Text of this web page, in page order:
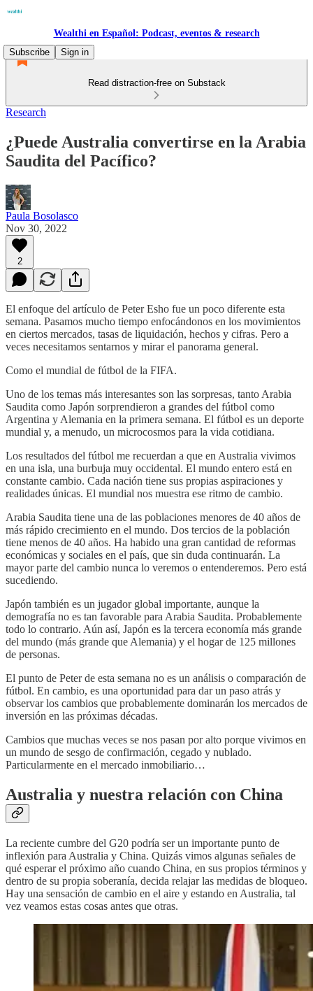
Wealthi en Español: Podcast, eventos & research
Subscribe
Sign in
Read distraction-free on Substack
Research
¿Puede Australia convertirse en la Arabia
Saudita del Pacífico?
Paula Bosolasco
Nov 30, 2022
2
El enfoque del artículo de Peter Esho fue un poco diferente esta
semana. Pasamos mucho tiempo enfocándonos en los movimientos
en ciertos mercados, tasas de liquidación, hechos y cifras. Pero a
veces necesitamos sentarnos y mirar el panorama general.
Como el mundial de fútbol de la FIFA.
Uno de los temas más interesantes son las sorpresas, tanto Arabia
Saudita como Japón sorprendieron a grandes del fútbol como
Argentina y Alemania en la primera semana. El fútbol es un deporte
mundial y, a menudo, un microcosmos para la vida cotidiana.
Los resultados del fútbol me recuerdan a que en Australia vivimos
en una isla, una burbuja muy occidental. El mundo entero está en
constante cambio. Cada nación tiene sus propias aspiraciones y
realidades únicas. El mundial nos muestra ese ritmo de cambio.
Arabia Saudita tiene una de las poblaciones menores de 40 años de
más rápido crecimiento en el mundo. Dos tercios de la población
tiene menos de 40 años. Ha habido una gran cantidad de reformas
económicas y sociales en el país, que sin duda continuarán. La
mayor parte del cambio nunca lo veremos o entenderemos. Pero está
sucediendo.
Japón también es un jugador global importante, aunque la
demografía no es tan favorable para Arabia Saudita. Probablemente
todo lo contrario. Aún así, Japón es la tercera economía más grande
del mundo (más grande que Alemania) y el hogar de 125 millones
de personas.
El punto de Peter de esta semana no es un análisis o comparación de
fútbol. En cambio, es una oportunidad para dar un paso atrás y
observar los cambios que probablemente dominarán los mercados de
inversión en las próximas décadas.
Cambios que muchas veces se nos pasan por alto porque vivimos en
un mundo de sesgo de confirmación, cegado y nublado.
Particularmente en el mercado inmobiliario…
Australia y nuestra relación con China
La reciente cumbre del G20 podría ser un importante punto de
inflexión para Australia y China. Quizás vimos algunas señales de
qué esperar el próximo año cuando China, en sus propios términos y
dentro de su propia soberanía, decida relajar las medidas de bloqueo.
Hay una sensación de cambio en el aire y estando en Australia, tal
vez veamos estas cosas antes que otras.